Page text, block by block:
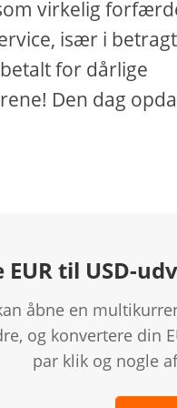
virkelig
især i
for dårlige
Den dag
EUR til USD-
åbne en
og konvertere din
par klik og nogle